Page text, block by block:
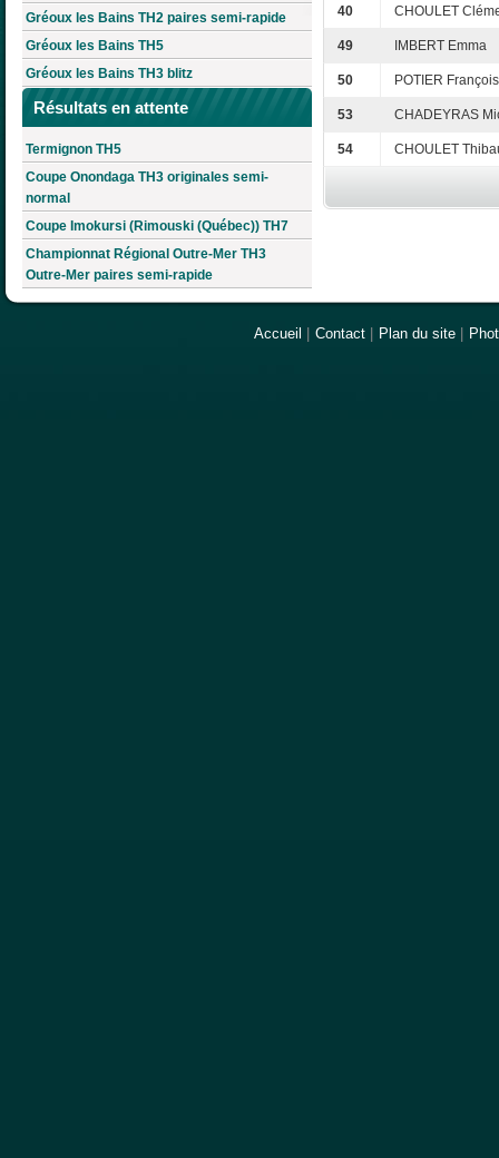
Gréoux les Bains TH2 paires semi-rapide
Gréoux les Bains TH5
Gréoux les Bains TH3 blitz
Résultats en attente
Termignon TH5
Coupe Onondaga TH3 originales semi-
normal
Coupe Imokursi (Rimouski (Québec)) TH7
Championnat Régional Outre-Mer TH3
Outre-Mer paires semi-rapide
40 CHOULET
49 IMBERT Emma
50 POTIER
53 CHADEYRAS
54 CHOULET
Accueil Contact Plan du site